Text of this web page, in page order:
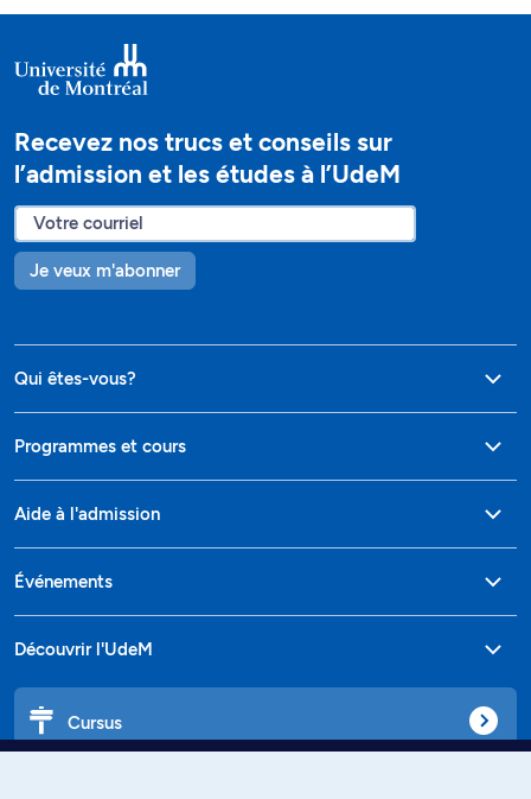
Recevez nos trucs et conseils sur
l’admission et les études à l’UdeM
Je veux m'abonner
Qui êtes-vous?
Programmes et cours
Aide à l'admission
Événements
Découvrir l'UdeM
Cursus